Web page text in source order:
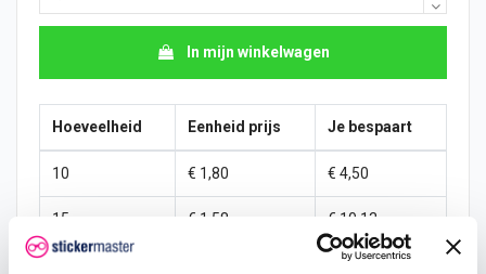
In mijn winkelwagen
Hoeveelheid Eenheid prijs Je bespaart
10 € 1,80 € 4,50
15 € 1,58 € 10,13
€ 19,69